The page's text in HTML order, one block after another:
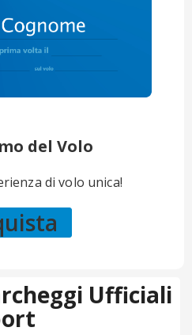
del Volo
di volo unica!
Ufficiali